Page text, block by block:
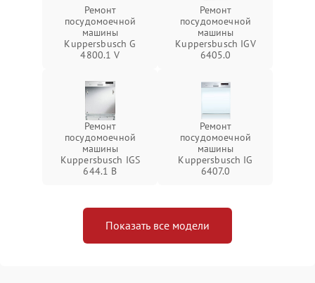
Ремонт
посудомоечной
машины
Kuppersbusch G
4800.1 V
Ремонт
посудомоечной
машины
Kuppersbusch IGV
6405.0
Ремонт
посудомоечной
машины
Kuppersbusch IGS
644.1 B
Ремонт
посудомоечной
машины
Kuppersbusch IG
6407.0
Показать все модели